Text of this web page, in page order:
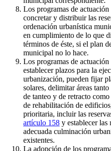
Los programas de
concretar y distribuir las
ordenación urbanística
en cumplimiento de lo que
términos de éste, si el plan
municipal no lo hace.
Los programas de
establecer plazos para la
urbanización, pueden fijar
solares, delimitar áreas
de tanteo y de retracto
de rehabilitación de
prioritaria, incluir las
artículo 158 y establecer las
adecuada culminación
existentes.
La adopción de los